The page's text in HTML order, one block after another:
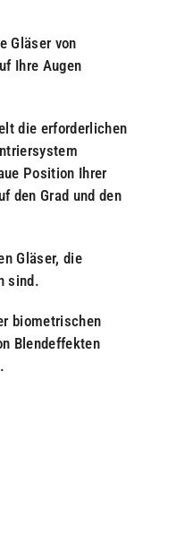
Gläser von
Ihre Augen
die erforderlichen
Position Ihrer
den Grad und den
Gläser, die
sind.
biometrischen
Blendeffekten